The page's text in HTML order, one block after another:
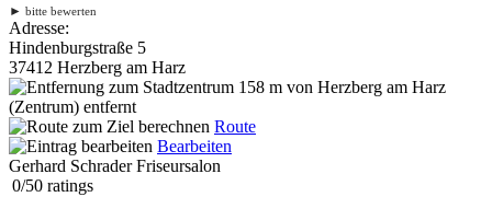
► bitte bewerten
Adresse:
Hindenburgstraße 5
37412 Herzberg am Harz
158 m von Herzberg am Harz
(Zentrum) entfernt
Route
Bearbeiten
Gerhard Schrader Friseursalon
0/50 ratings